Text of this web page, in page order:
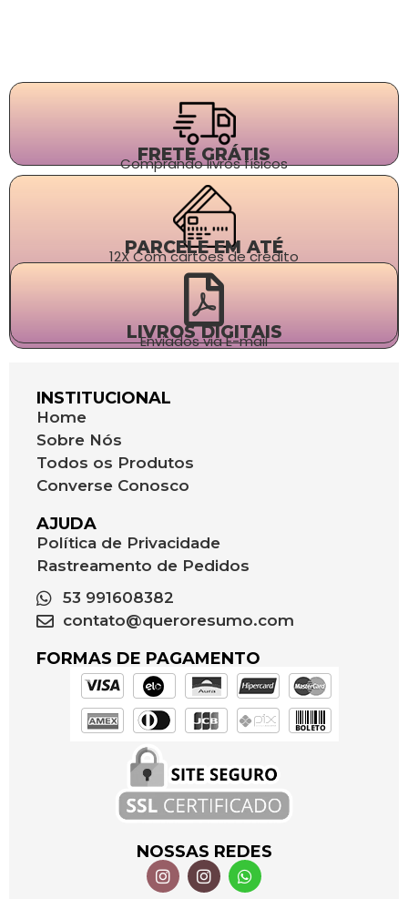
FRETE GRÁTIS
Comprando livros físicos
PARCELE EM ATÉ
12X Com cartões de crédito
LIVROS DIGITAIS
Enviados via E-mail
INSTITUCIONAL
Home
Sobre Nós
Todos os Produtos
Converse Conosco
AJUDA
Política de Privacidade
Rastreamento de Pedidos
53 991608382
contato@queroresumo.com
FORMAS DE PAGAMENTO
NOSSAS REDES